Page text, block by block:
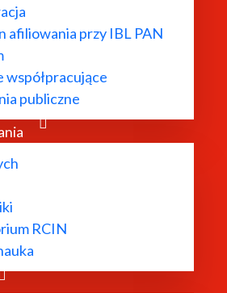
afiliowania przy IBL PAN
współpracujące
publiczne
RCIN